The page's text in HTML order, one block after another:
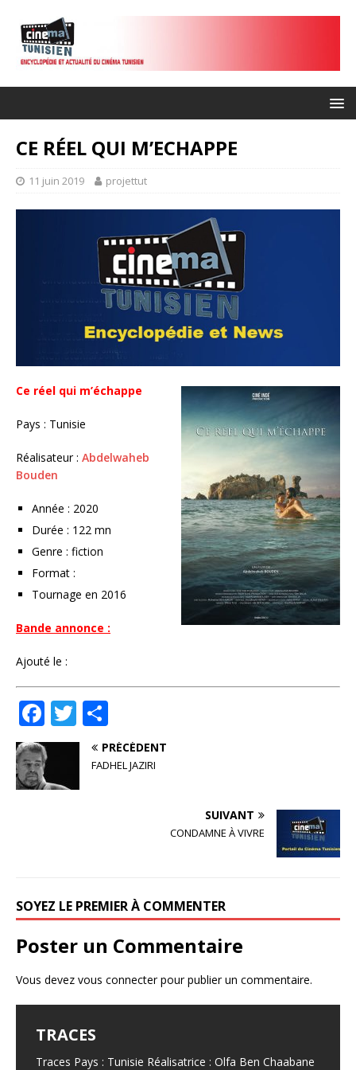
CE RÉEL QUI M’ECHAPPE
11 juin 2019 projettut
Ce réel qui m’échappe
Pays : Tunisie
Réalisateur : Abdelwaheb
Bouden
Année : 2020
Durée : 122 mn
Genre : fiction
Format :
Tournage en 2016
Bande annonce :
Ajouté le :
F
a
c
e
T
w
it
te
ar
ta
PRÉCÉDENT
FADHEL JAZIRI
SUIVANT
CONDAMNE À VIVRE
SOYEZ LE PREMIER À COMMENTER
Poster un Commentaire
Vous devez vous connecterpour publier un commentaire.
TRACES
Traces Pays : Tunisie Réalisatrice : Olfa Ben Chaabane
OLFA BEN CHAABANE
Olfa Ben Chaabane Réalisatrice. Filmographie de Olfa
BOURGUIBA – DE GAULLE : BRAS DE
FER À BIZERTE
HABIB BOUFARES
Habib Boufares Acteur franco-tunisien, né le 18
HOUSSEM GHRIBI
Houssem Ghribi Acteur. Filmographie de Houssem